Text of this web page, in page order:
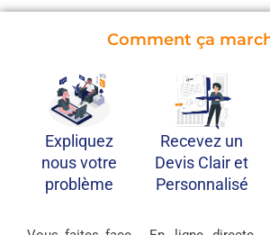
Comment ça
Expliquez
nous votre
problème
Recevez un
Devis Clair et
Personnalisé